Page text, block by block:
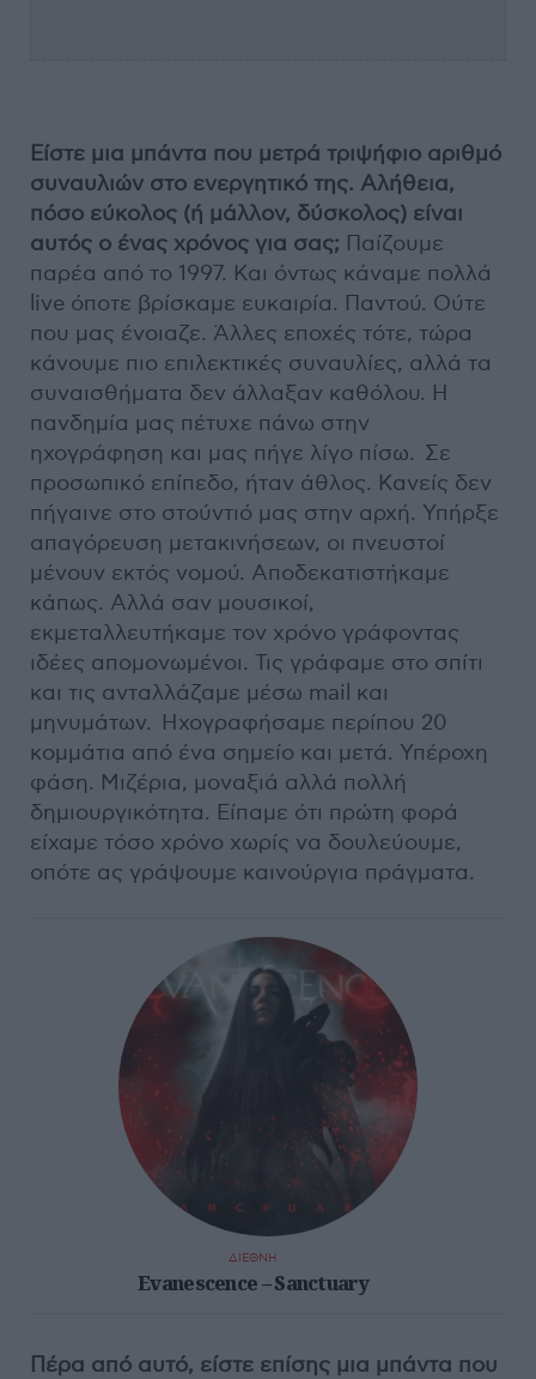
Είστε μια μπάντα που μετρά τριψήφιο αριθμό
συναυλιών στο ενεργητικό της. Αλήθεια,
πόσο εύκολος (ή μάλλον, δύσκολος) είναι
αυτός ο ένας χρόνος για σας; Παίζουμε
παρέα από το 1997. Και όντως κάναμε πολλά
live όποτε βρίσκαμε ευκαιρία. Παντού. Ούτε
που μας ένοιαζε. Άλλες εποχές τότε, τώρα
κάνουμε πιο επιλεκτικές συναυλίες, αλλά τα
συναισθήματα δεν άλλαξαν καθόλου. Η
πανδημία μας πέτυχε πάνω στην
ηχογράφηση και μας πήγε λίγο πίσω. Σε
προσωπικό επίπεδο, ήταν άθλος. Κανείς δεν
πήγαινε στο στούντιό μας στην αρχή. Υπήρξε
απαγόρευση μετακινήσεων, οι πνευστοί
μένουν εκτός νομού. Αποδεκατιστήκαμε
κάπως. Αλλά σαν μουσικοί,
εκμεταλλευτήκαμε τον χρόνο γράφοντας
ιδέες απομονωμένοι. Τις γράφαμε στο σπίτι
και τις ανταλλάζαμε μέσω mail και
μηνυμάτων. Ηχογραφήσαμε περίπου 20
κομμάτια από ένα σημείο και μετά. Υπέροχη
φάση. Μιζέρια, μοναξιά αλλά πολλή
δημιουργικότητα. Είπαμε ότι πρώτη φορά
είχαμε τόσο χρόνο χωρίς να δουλεύουμε,
οπότε ας γράψουμε καινούργια πράγματα.
ΔΙΕΘΝΗ
Evanescence – Sanctuary
Πέρα από αυτό, είστε επίσης μια μπάντα που